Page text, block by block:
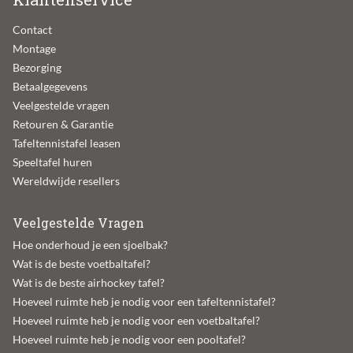
Contact
Montage
Bezorging
Betaalgegevens
Veelgestelde vragen
Retouren & Garantie
Tafeltennistafel leasen
Speeltafel huren
Wereldwijde resellers
Veelgestelde Vragen
Hoe onderhoud je een sjoelbak?
Wat is de beste voetbaltafel?
Wat is de beste airhockey tafel?
Hoeveel ruimte heb je nodig voor een tafeltennistafel?
Hoeveel ruimte heb je nodig voor een voetbaltafel?
Hoeveel ruimte heb je nodig voor een pooltafel?